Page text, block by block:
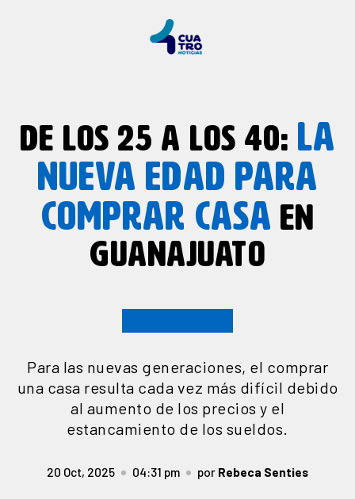
DE LOS 25 A LOS 40: LA
NUEVA EDAD PARA
COMPRAR CASA EN
GUANAJUATO
Para las nuevas generaciones, el comprar
una casa resulta cada vez más difícil debido
al aumento de los precios y el
estancamiento de los sueldos.
20 Oct, 2025 04:31 pm por Rebeca Senties